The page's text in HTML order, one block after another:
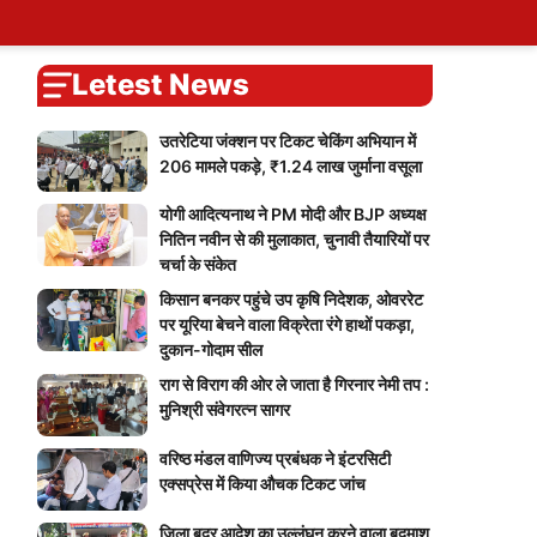
Letest News
उतरेटिया जंक्शन पर टिकट चेकिंग अभियान में
206 मामले पकड़े, ₹1.24 लाख जुर्माना वसूला
योगी आदित्यनाथ ने PM मोदी और BJP अध्यक्ष
नितिन नवीन से की मुलाकात, चुनावी तैयारियों पर
चर्चा के संकेत
किसान बनकर पहुंचे उप कृषि निदेशक, ओवररेट
पर यूरिया बेचने वाला विक्रेता रंगे हाथों पकड़ा,
दुकान-गोदाम सील
राग से विराग की ओर ले जाता है गिरनार नेमी तप :
मुनिश्री संवेगरत्न सागर
वरिष्ठ मंडल वाणिज्य प्रबंधक ने इंटरसिटी
एक्सप्रेस में किया औचक टिकट जांच
जिला बदर आदेश का उल्लंघन करने वाला बदमाश